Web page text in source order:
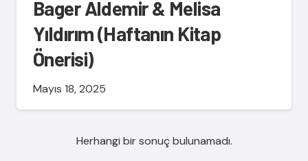
Bager Aldemir & Melisa
Yıldırım (Haftanın Kitap
Önerisi)
Mayıs 18, 2025
Herhangi bir sonuç bulunamadı.